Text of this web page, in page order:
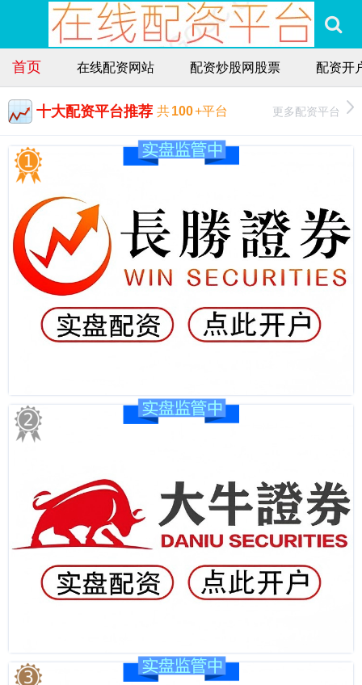
首页 在线配资网站 配资炒股网股票 配资开
十大配资平台推荐 共100+平台 更多配资平台